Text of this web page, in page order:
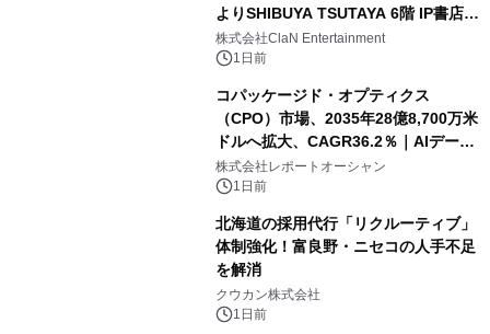
よりSHIBUYA TSUTAYA 6階 IP書店で
開催決定！！
株式会社ClaN Entertainment
1日前
コパッケージド・オプティクス
（CPO）市場、2035年28億8,700万米
ドルへ拡大、CAGR36.2％｜AIデータ
センター・高速光通信需要が成長を加
速
株式会社レポートオーシャン
1日前
北海道の採用代行「リクルーティブ」
体制強化！富良野・ニセコの人手不足
を解消
クウカン株式会社
1日前